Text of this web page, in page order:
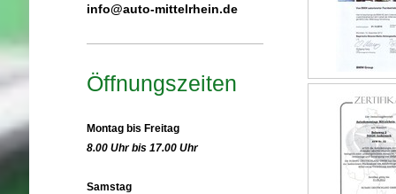
info@auto-mittelrhein.de
Öffnungszeiten
Montag bis Freitag
8.00 Uhr bis 17.00 Uhr
Samstag